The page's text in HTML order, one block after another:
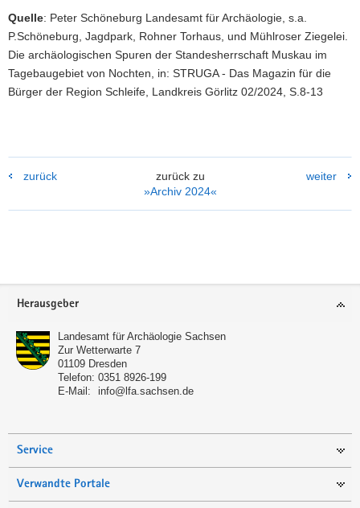
Quelle: Peter Schöneburg Landesamt für Archäologie, s.a.
P.Schöneburg, Jagdpark, Rohner Torhaus, und Mühlroser Ziegelei.
Die archäologischen Spuren der Standesherrschaft Muskau im
Tagebaugebiet von Nochten, in: STRUGA - Das Magazin für die
Bürger der Region Schleife, Landkreis Görlitz 02/2024, S.8-13
zurück
zurück zu
»Archiv 2024«
weiter
Footer-
Herausgeber
Landesamt für Archäologie Sachsen
Zur Wetterwarte 7
01109 Dresden
Telefon: 0351 8926-199
E-Mail:
info@lfa.sachsen.de
Service
Verwandte Portale